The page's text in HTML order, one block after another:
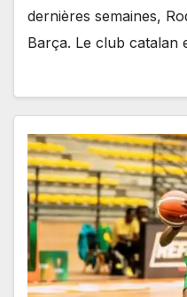
dernières semaines,
Barça. Le club catalan